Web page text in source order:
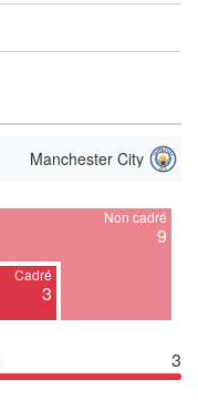
Manchester City
Cadré
3
Non cadré
9
3